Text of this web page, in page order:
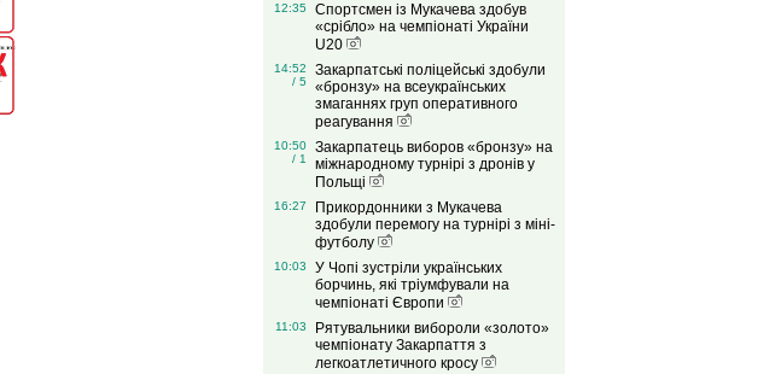
12:35
Спортсмен із Мукачева здобув
«срібло» на чемпіонаті України
U20
14:52
/ 5
Закарпатські поліцейські здобули
«бронзу» на всеукраїнських
змаганнях груп оперативного
реагування
10:50
/ 1
Закарпатець виборов «бронзу» на
міжнародному турнірі з дронів у
Польщі
16:27
Прикордонники з Мукачева
здобули перемогу на турнірі з міні-
футболу
10:03
У Чопі зустріли українських
борчинь, які тріумфували на
чемпіонаті Європи
11:03
Рятувальники вибороли «золото»
чемпіонату Закарпаття з
легкоатлетичного кросу